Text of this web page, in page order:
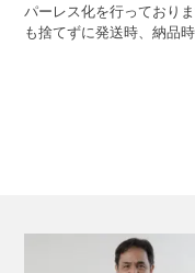
パーレス化を行っており
も捨てずに発送時、納品